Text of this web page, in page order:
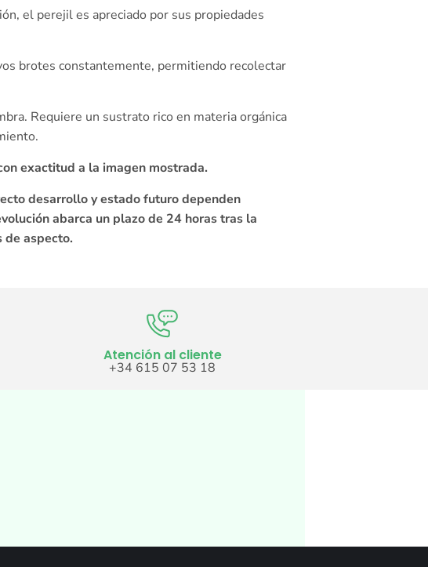
el perejil es apreciado por sus propiedades
brotes constantemente, permitiendo recolectar
Requiere un sustrato rico en materia orgánica
exactitud a la imagen mostrada.
desarrollo y estado futuro dependen
abarca un plazo de 24 horas tras la
de aspecto.
Atención al cliente
+34 615 07 53 18